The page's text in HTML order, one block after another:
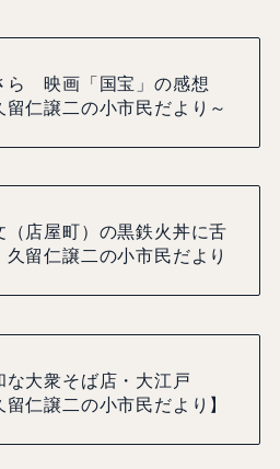
ら 映画「国宝」の感想
留仁譲二の小市民だより～
（店屋町）の黒鉄火丼に舌
留仁譲二の小市民だより
な大衆そば店・大江戸
留仁譲二の小市民だより】